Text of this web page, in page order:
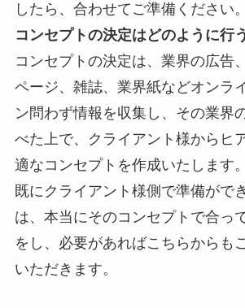
したら、合わせてご準備ください。
コンセプトの決定はどのように行
コンセプトの決定は、業界の広告
ページ、雑誌、業界紙などオンラ
ン問わず情報を収集し、その業界
べた上で、クライアント様からヒ
適なコンセプトを作成いたします。
既にクライアント様側で準備がで
は、本当にそのコンセプトで合っ
をし、必要があればこちらからも
いただきます。